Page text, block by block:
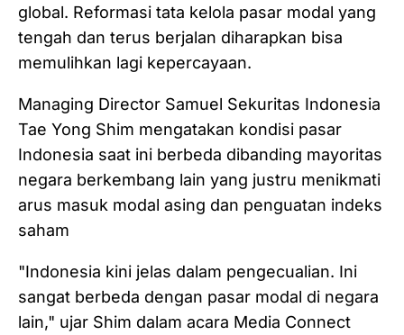
global. Reformasi tata kelola pasar modal yang
tengah dan terus berjalan diharapkan bisa
memulihkan lagi kepercayaan.
‎Managing Director Samuel Sekuritas Indonesia
Tae Yong Shim mengatakan kondisi pasar
Indonesia saat ini berbeda dibanding mayoritas
negara berkembang lain yang justru menikmati
arus masuk modal asing dan penguatan indeks
saham
"Indonesia kini jelas dalam pengecualian. Ini
sangat berbeda dengan pasar modal di negara
lain," ujar Shim dalam acara Media Connect